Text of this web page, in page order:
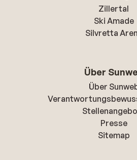
Zillertal
Ski Amade
Silvretta
Über
Über
Presse
Sitemap